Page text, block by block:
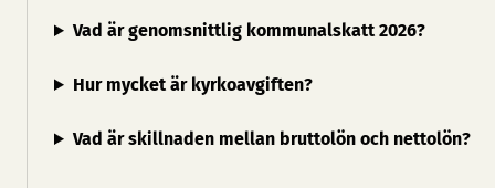
Vad är genomsnittlig kommunalskatt 2026?
Hur mycket är kyrkoavgiften?
Vad är skillnaden mellan bruttolön och nettolön?